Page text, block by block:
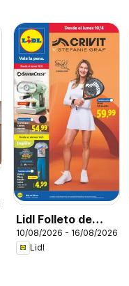
Lidl Folleto de
bazar
10/08/2026 - 16/08/2026
Lidl